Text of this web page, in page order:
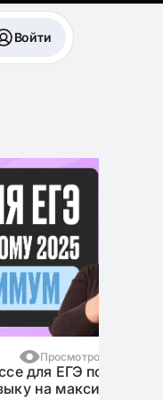
Войти
10 993
по